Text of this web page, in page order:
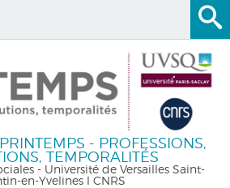
- PROFESSIONS,
TEMPORALITÉS
- Université de Versailles Saint-
en-Yvelines l CNRS